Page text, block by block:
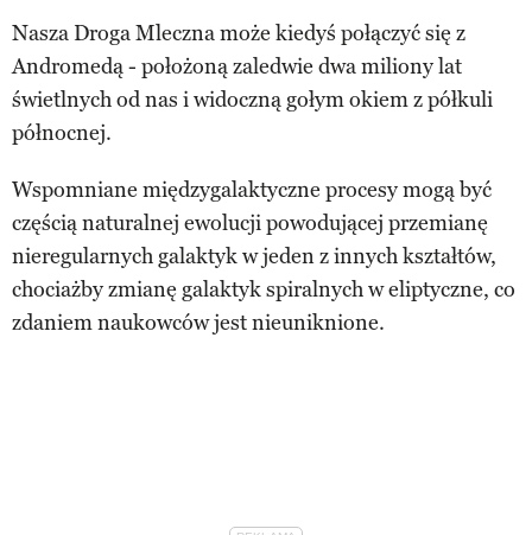
Nasza Droga Mleczna może kiedyś połączyć się z
Andromedą - położoną zaledwie dwa miliony lat
świetlnych od nas i widoczną gołym okiem z półkuli
północnej.
Wspomniane międzygalaktyczne procesy mogą być
częścią naturalnej ewolucji powodującej przemianę
nieregularnych galaktyk w jeden z innych kształtów,
chociażby zmianę galaktyk spiralnych w eliptyczne, co
zdaniem naukowców jest nieuniknione.